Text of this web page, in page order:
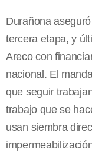
Durañona
tercera etapa, y
Areco con
nacional. El
que seguir
trabajo que se
usan siembra